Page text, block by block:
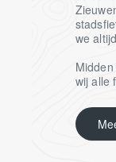
we
wij alle